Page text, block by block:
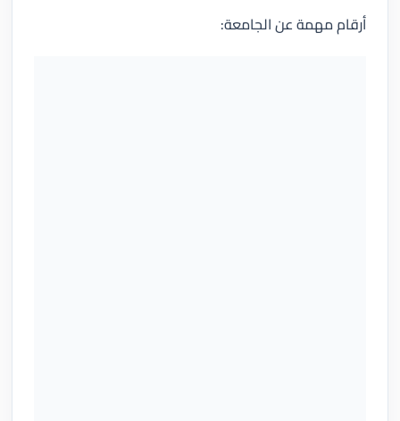
أرقام مهمة عن الجامعة: